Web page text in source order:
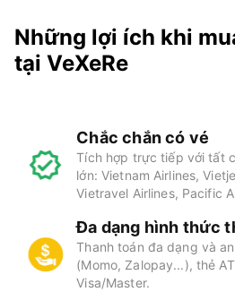
Những lợi ích khi
tại VeXeRe
Chắc chắn có vé
Tích hợp trực tiếp với tất
lớn: Vietnam Airlines,
Vietravel Airlines, Pacific
Đa dạng hình thức
Thanh toán đa dạng và
(Momo, Zalopay...), thẻ
Visa/Master.